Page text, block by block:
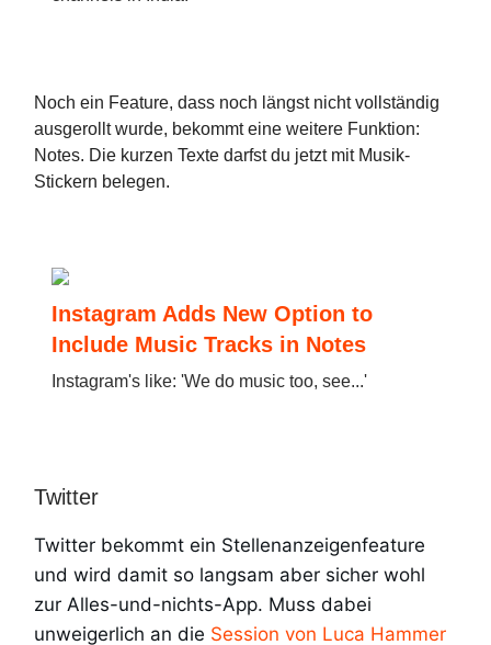
Noch ein Feature, dass noch längst nicht vollständig
ausgerollt wurde, bekommt eine weitere Funktion:
Notes. Die kurzen Texte darfst du jetzt mit Musik-
Stickern belegen.
Instagram Adds New Option to
Include Music Tracks in Notes
Instagram's like: 'We do music too, see...'
Twitter
Twitter bekommt ein Stellenanzeigenfeature
und wird damit so langsam aber sicher wohl
zur Alles-und-nichts-App. Muss dabei
unweigerlich an die Session von Luca Hammer